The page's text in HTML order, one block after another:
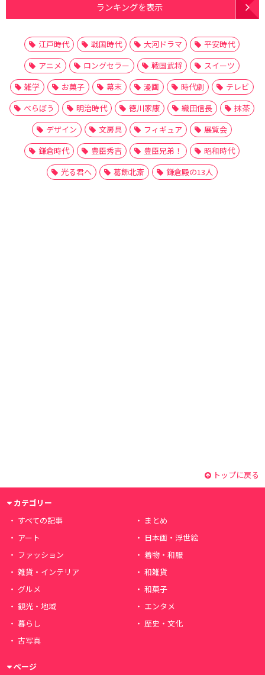
ランキングを表示
江戸時代 戦国時代 大河ドラマ
平安時代
アニメ
ロングセラー 戦国武将
スイーツ
雑学
お菓子 幕末 漫画 時代劇
テレビ
べらぼう
明治時代 徳川家康 織田信長
抹茶
デザイン
文房具 フィギュア
展覧会
鎌倉時代
豊臣秀吉 豊臣兄弟！
昭和時代
光る君へ
葛飾北斎 鎌倉殿の13人
トップに戻る
カテゴリー
すべての記事
まとめ
アート
日本画・浮世絵
ファッション
着物・和服
雑貨・インテリア
和雑貨
グルメ
和菓子
観光・地域
エンタメ
暮らし
歴史・文化
古写真
ページ